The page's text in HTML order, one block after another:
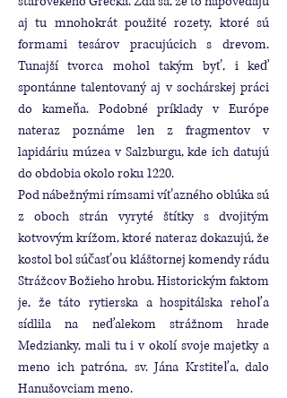
aj tu mnohokrát použité rozety, ktoré sú
formami tesárov pracujúcich s drevom.
Tunajší tvorca mohol takým byť, i keď
spontánne talentovaný aj v sochárskej práci
do kameňa. Podobné príklady v Európe
nateraz poznáme len z fragmentov v
lapidáriu múzea v Salzburgu, kde ich datujú
do obdobia okolo roku 1220.
Pod nábežnými rímsami víťazného oblúka sú
z oboch strán vyryté štítky s dvojitým
kotvovým krížom, ktoré nateraz dokazujú, že
kostol bol súčasťou kláštornej komendy rádu
Strážcov Božieho hrobu. Historickým faktom
je, že táto rytierska a hospitálska rehoľa
sídlila na neďalekom strážnom hrade
Medzianky, mali tu i v okolí svoje majetky a
meno ich patróna, sv. Jána Krstiteľa, dalo
Hanušovciam meno.